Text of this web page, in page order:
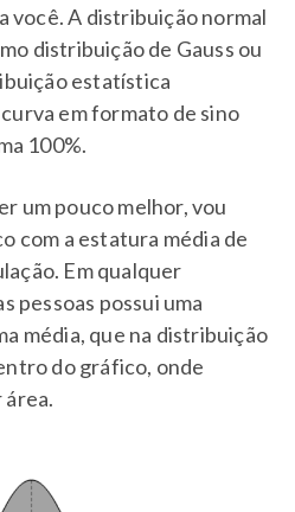
você. A distribuição normal
distribuição de Gauss ou
estatística
em formato de sino
100%.
um pouco melhor, vou
com a estatura média de
Em qualquer
pessoas possui uma
média, que na distribuição
do gráfico, onde
área.